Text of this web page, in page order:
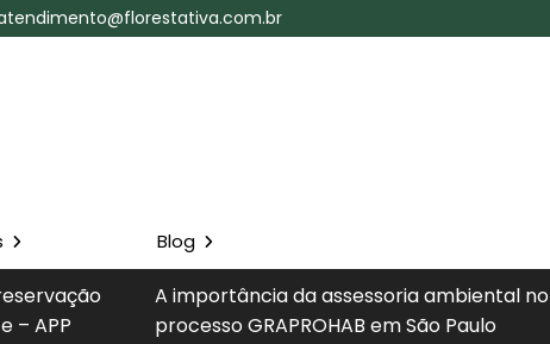
– APP
Blog
A importância da assessoria ambiental no
processo GRAPROHAB em São Paulo
Solicite um Orçamento